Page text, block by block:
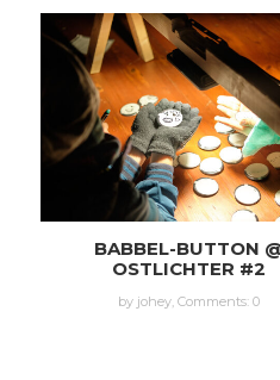
BABBEL-BUTTON
OSTLICHTER #2
by johey, Comments: 0